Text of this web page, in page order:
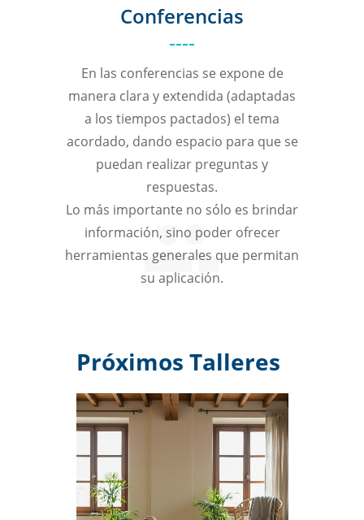
Conferencias
En las conferencias se expone de
manera clara y extendida (adaptadas
a los tiempos pactados) el tema
acordado, dando espacio para que se
puedan realizar preguntas y
respuestas.
Lo más importante no sólo es brindar
información, sino poder ofrecer
herramientas generales que permitan
su aplicación.
Próximos Talleres